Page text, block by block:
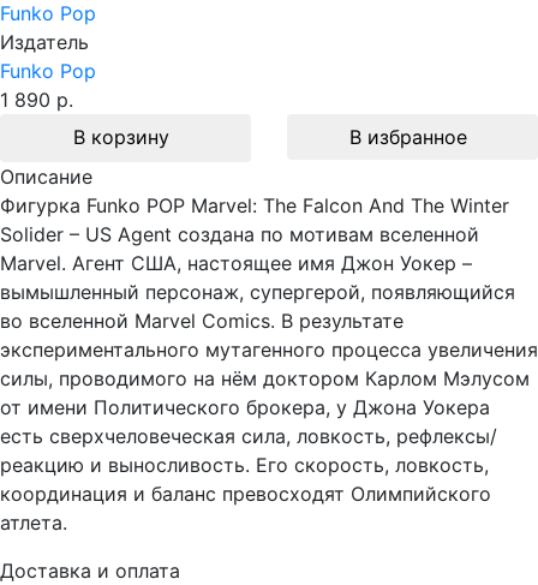
Funko Pop
Издатель
Funko Pop
1 890 р.
В корзину
В избранное
Описание
Фигурка Funko POP Marvel: The Falcon And The Winter
Solider – US Agent создана по мотивам вселенной
Marvel. Агент США, настоящее имя Джон Уокер –
вымышленный персонаж, супергерой, появляющийся
во вселенной Marvel Comics. В результате
экспериментального мутагенного процесса увеличения
силы, проводимого на нём доктором Карлом Мэлусом
от имени Политического брокера, у Джона Уокера
есть сверхчеловеческая сила, ловкость, рефлексы/
реакцию и выносливость. Его скорость, ловкость,
координация и баланс превосходят Олимпийского
атлета.
Доставка и оплата